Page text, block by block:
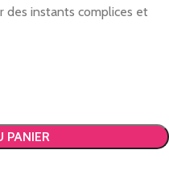
des instants complices et
PANIER